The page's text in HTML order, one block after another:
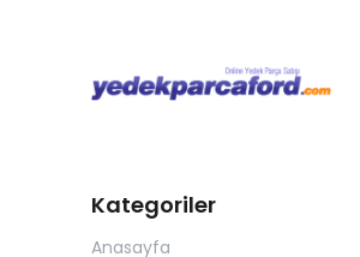
Kategoriler
Anasayfa